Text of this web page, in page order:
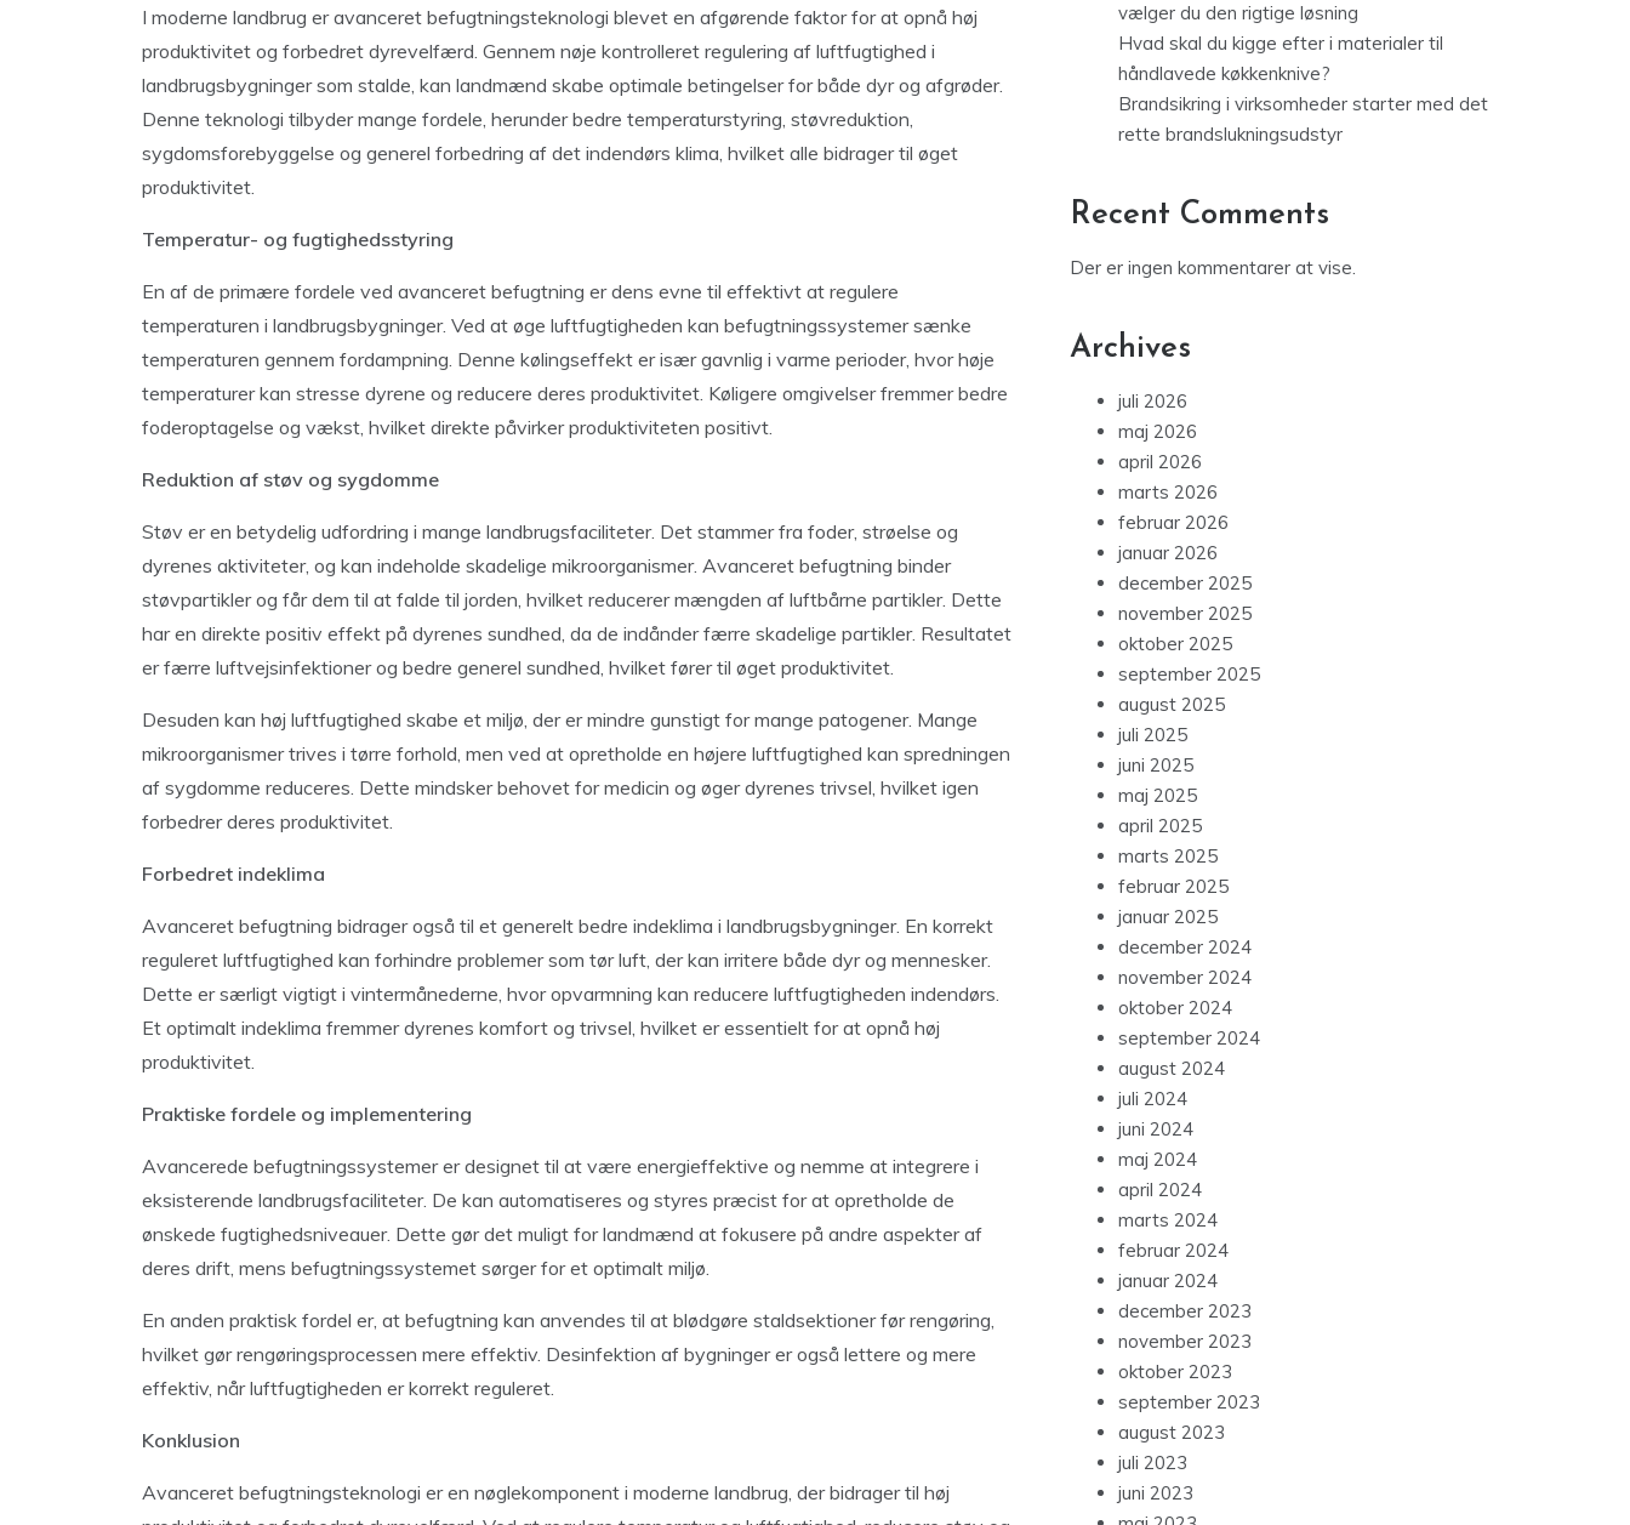
I moderne landbrug er avanceret befugtningsteknologi blevet en afgørende faktor for at opnå høj
produktivitet og forbedret dyrevelfærd. Gennem nøje kontrolleret regulering af luftfugtighed i
landbrugsbygninger som stalde, kan landmænd skabe optimale betingelser for både dyr og afgrøder.
Denne teknologi tilbyder mange fordele, herunder bedre temperaturstyring, støvreduktion,
sygdomsforebyggelse og generel forbedring af det indendørs klima, hvilket alle bidrager til øget
produktivitet.
Temperatur- og fugtighedsstyring
En af de primære fordele ved avanceret befugtning er dens evne til effektivt at regulere
temperaturen i landbrugsbygninger. Ved at øge luftfugtigheden kan befugtningssystemer sænke
temperaturen gennem fordampning. Denne kølingseffekt er især gavnlig i varme perioder, hvor høje
temperaturer kan stresse dyrene og reducere deres produktivitet. Køligere omgivelser fremmer bedre
foderoptagelse og vækst, hvilket direkte påvirker produktiviteten positivt.
Reduktion af støv og sygdomme
Støv er en betydelig udfordring i mange landbrugsfaciliteter. Det stammer fra foder, strøelse og
dyrenes aktiviteter, og kan indeholde skadelige mikroorganismer. Avanceret befugtning binder
støvpartikler og får dem til at falde til jorden, hvilket reducerer mængden af luftbårne partikler. Dette
har en direkte positiv effekt på dyrenes sundhed, da de indånder færre skadelige partikler. Resultatet
er færre luftvejsinfektioner og bedre generel sundhed, hvilket fører til øget produktivitet.
Desuden kan høj luftfugtighed skabe et miljø, der er mindre gunstigt for mange patogener. Mange
mikroorganismer trives i tørre forhold, men ved at opretholde en højere luftfugtighed kan spredningen
af sygdomme reduceres. Dette mindsker behovet for medicin og øger dyrenes trivsel, hvilket igen
forbedrer deres produktivitet.
Forbedret indeklima
Avanceret befugtning bidrager også til et generelt bedre indeklima i landbrugsbygninger. En korrekt
reguleret luftfugtighed kan forhindre problemer som tør luft, der kan irritere både dyr og mennesker.
Dette er særligt vigtigt i vintermånederne, hvor opvarmning kan reducere luftfugtigheden indendørs.
Et optimalt indeklima fremmer dyrenes komfort og trivsel, hvilket er essentielt for at opnå høj
produktivitet.
Praktiske fordele og implementering
Avancerede befugtningssystemer er designet til at være energieffektive og nemme at integrere i
eksisterende landbrugsfaciliteter. De kan automatiseres og styres præcist for at opretholde de
ønskede fugtighedsniveauer. Dette gør det muligt for landmænd at fokusere på andre aspekter af
deres drift, mens befugtningssystemet sørger for et optimalt miljø.
En anden praktisk fordel er, at befugtning kan anvendes til at blødgøre staldsektioner før rengøring,
hvilket gør rengøringsprocessen mere effektiv. Desinfektion af bygninger er også lettere og mere
effektiv, når luftfugtigheden er korrekt reguleret.
Konklusion
Avanceret befugtningsteknologi er en nøglekomponent i moderne landbrug, der bidrager til høj
vælger du den rigtige løsning
Hvad skal du kigge efter i materialer til
håndlavede køkkenknive?
Brandsikring i virksomheder starter med det
rette brandslukningsudstyr
Recent Comments
Der er ingen kommentarer at vise.
Archives
juli 2026
maj 2026
april 2026
marts 2026
februar 2026
januar 2026
december 2025
november 2025
oktober 2025
september 2025
august 2025
juli 2025
juni 2025
maj 2025
april 2025
marts 2025
februar 2025
januar 2025
december 2024
november 2024
oktober 2024
september 2024
august 2024
juli 2024
juni 2024
maj 2024
april 2024
marts 2024
februar 2024
januar 2024
december 2023
november 2023
oktober 2023
september 2023
august 2023
juli 2023
juni 2023